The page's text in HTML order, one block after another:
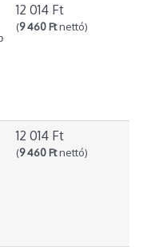
12 014 Ft
(9 460 Ftnettó)
12 014 Ft
(9 460 Ftnettó)